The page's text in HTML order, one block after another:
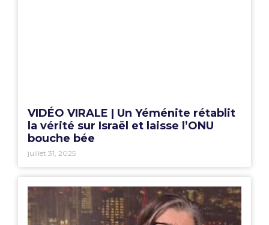
VIDÉO VIRALE | Un Yéménite rétablit
la vérité sur Israël et laisse l’ONU
bouche bée
juillet 31, 2025